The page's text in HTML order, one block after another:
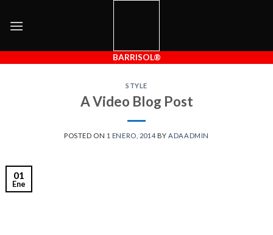
BARRISOL®
STYLE
A Video Blog Post
POSTED ON 1 ENERO, 2014 BY ADAADMIN
01
Ene